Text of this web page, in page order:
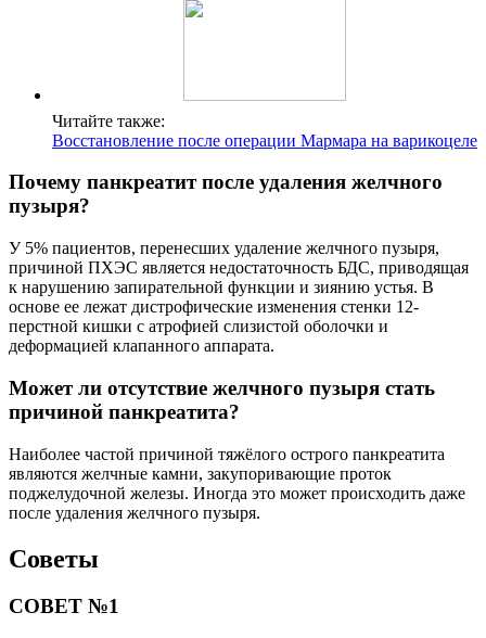
Читайте также:
Восстановление после операции Мармара на варикоцеле
Почему панкреатит после удаления желчного
пузыря?
У 5% пациентов, перенесших удаление желчного пузыря,
причиной ПХЭС является недостаточность БДС, приводящая
к нарушению запирательной функции и зиянию устья. В
основе ее лежат дистрофические изменения стенки 12-
перстной кишки с атрофией слизистой оболочки и
деформацией клапанного аппарата.
Может ли отсутствие желчного пузыря стать
причиной панкреатита?
Наиболее частой причиной тяжёлого острого панкреатита
являются желчные камни, закупоривающие проток
поджелудочной железы. Иногда это может происходить даже
после удаления желчного пузыря.
Советы
СОВЕТ №1